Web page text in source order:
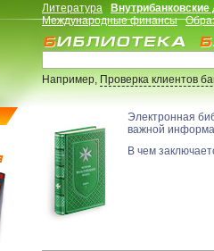
Литература
Международные финансы
Например,Проверка клиентов
Электронная
важной
В чем